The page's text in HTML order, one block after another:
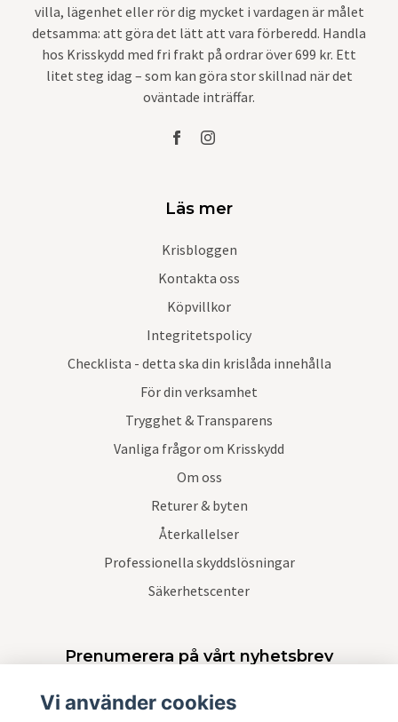
villa, lägenhet eller rör dig mycket i vardagen är målet
detsamma: att göra det lätt att vara förberedd. Handla
hos Krisskydd med fri frakt på ordrar över 699 kr. Ett
litet steg idag – som kan göra stor skillnad när det
oväntade inträffar.
Läs mer
Krisbloggen
Kontakta oss
Köpvillkor
Integritetspolicy
Checklista - detta ska din krislåda innehålla
För din verksamhet
Trygghet & Transparens
Vanliga frågor om Krisskydd
Om oss
Returer & byten
Återkallelser
Professionella skyddslösningar
Säkerhetscenter
Prenumerera på vårt nyhetsbrev
Vi använder cookies